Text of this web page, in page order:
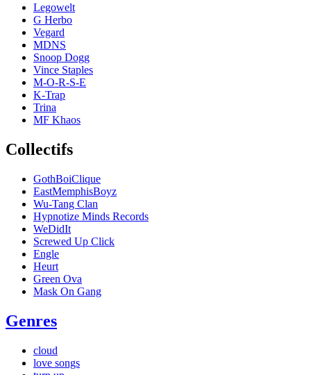
Legowelt
G Herbo
Vegard
MDNS
Snoop Dogg
Vince Staples
M-O-R-S-E
K-Trap
Trina
MF Khaos
Collectifs
GothBoiClique
EastMemphisBoyz
Wu-Tang Clan
Hypnotize Minds Records
WeDidIt
Screwed Up Click
Engle
Heurt
Green Ova
Mask On Gang
Genres
cloud
love songs